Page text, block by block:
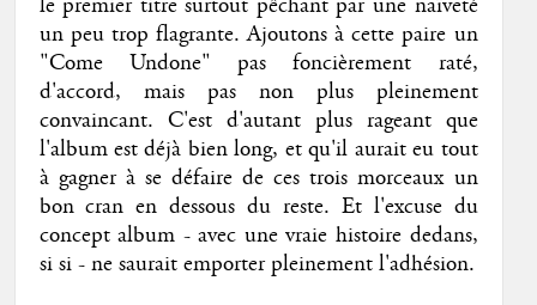
un peu trop flagrante. Ajoutons à cette paire un
"Come Undone" pas foncièrement raté,
d'accord, mais pas non plus pleinement
convaincant. C'est d'autant plus rageant que
l'album est déjà bien long, et qu'il aurait eu tout
à gagner à se défaire de ces trois morceaux un
bon cran en dessous du reste. Et l'excuse du
concept album - avec une vraie histoire dedans,
si si - ne saurait emporter pleinement l'adhésion.